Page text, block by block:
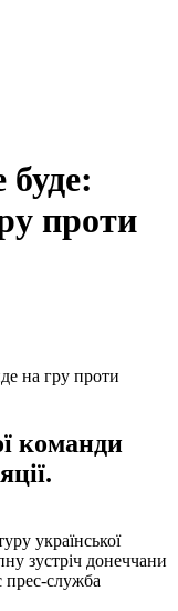
проти
команди
української
зустріч донеччани
прес-служба